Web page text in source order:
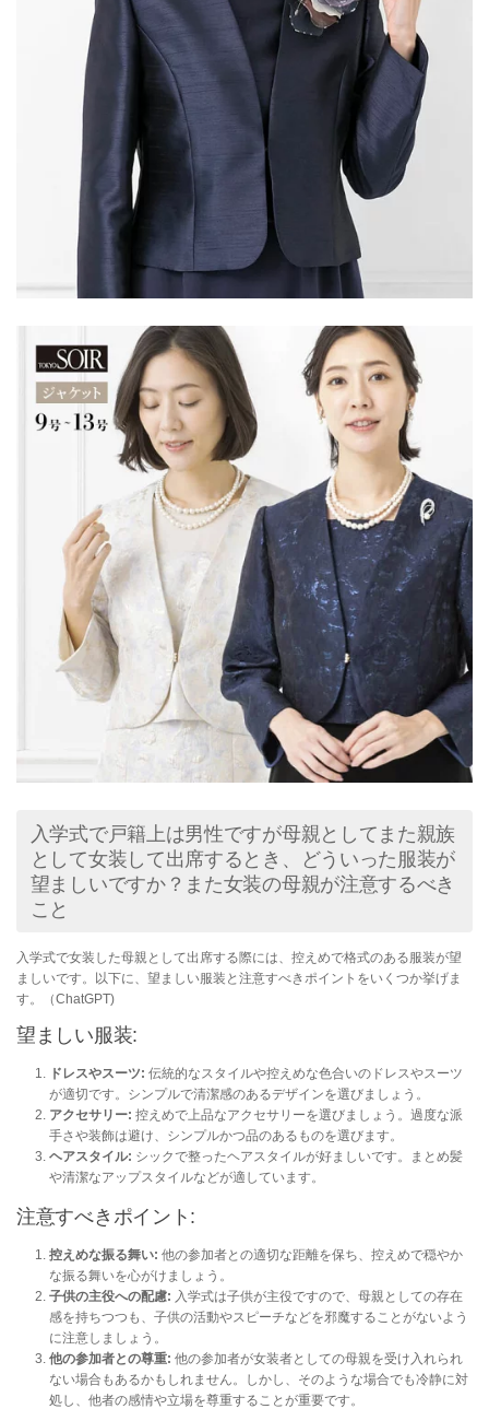
入学式で戸籍上は男性ですが母親としてまた親族
として女装して出席するとき、どういった服装が
望ましいですか？また女装の母親が注意するべき
こと
入学式で女装した母親として出席する際には、控えめで格式のある服装が望
ましいです。以下に、望ましい服装と注意すべきポイントをいくつか挙げま
す。（ChatGPT)
望ましい服装:
ドレスやスーツ: 伝統的なスタイルや控えめな色合いのドレスやスーツ
が適切です。シンプルで清潔感のあるデザインを選びましょう。
アクセサリー: 控えめで上品なアクセサリーを選びましょう。過度な派
手さや装飾は避け、シンプルかつ品のあるものを選びます。
ヘアスタイル: シックで整ったヘアスタイルが好ましいです。まとめ髪
や清潔なアップスタイルなどが適しています。
注意すべきポイント:
控えめな振る舞い: 他の参加者との適切な距離を保ち、控えめで穏やか
な振る舞いを心がけましょう。
子供の主役への配慮: 入学式は子供が主役ですので、母親としての存在
感を持ちつつも、子供の活動やスピーチなどを邪魔することがないよう
に注意しましょう。
他の参加者との尊重: 他の参加者が女装者としての母親を受け入れられ
ない場合もあるかもしれません。しかし、そのような場合でも冷静に対
処し、他者の感情や立場を尊重することが重要です。